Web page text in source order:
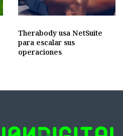
Therabody usa NetSuite
para escalar sus
operaciones